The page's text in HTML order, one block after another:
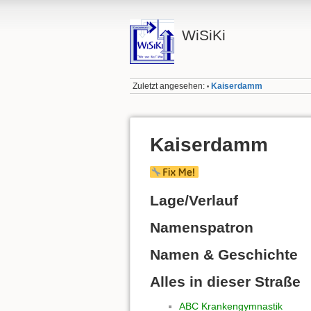
WiSiKi
Zuletzt angesehen: • Kaiserdamm
Kaiserdamm
Lage/Verlauf
Namenspatron
Namen & Geschichte
Alles in dieser Straße
ABC Krankengymnastik